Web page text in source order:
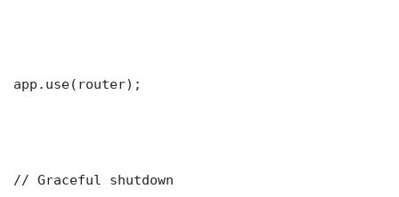
app.use(router);
// Graceful shutdown